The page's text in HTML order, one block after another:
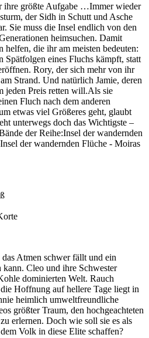
ihre größte Aufgabe …Immer wieder
der Sidh in Schutt und Asche
Sie muss die Insel endlich von den
heimsuchen. Damit
helfen, die ihr am meisten bedeuten:
eines Fluchs kämpft, statt
Rory, der sich mehr von ihr
Strand. Und natürlich Jamie, deren
jeden Preis retten will.Als sie
Fluch nach dem anderen
etwas viel Größeres geht, glaubt
unterwegs doch das Wichtigste –
der Reihe:Insel der wandernden
der wandernden Flüche - Moiras
Atmen schwer fällt und ein
kann. Cleo und ihre Schwester
dominierten Welt. Rauch
Hoffnung auf hellere Tage liegt in
heimlich umweltfreundliche
größter Traum, den hochgeachteten
erlernen. Doch wie soll sie es als
Volk in diese Elite schaffen?